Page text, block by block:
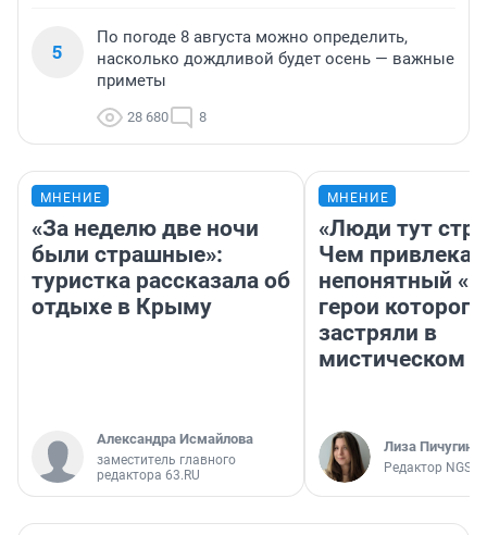
5
По погоде 8 августа можно определить,
насколько дождливой будет осень — важные
приметы
28 680 8
МНЕНИЕ
«За неделю две ночи
были страшные»:
туристка рассказала об
отдыхе в Крыму
Александра Исмайлова
заместитель главного
редактора 63.RU
МНЕНИЕ
«Люди тут
Чем
непонятный
герои которого
застряли в
мистическом
Лиза Пичугина
Редактор